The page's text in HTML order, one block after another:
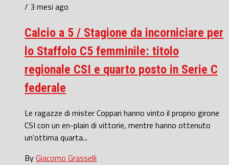
/ 3 mesi ago
Calcio a 5 / Stagione da incorniciare per
lo Staffolo C5 femminile: titolo
regionale CSI e quarto posto in Serie C
federale
Le ragazze di mister Coppari hanno vinto il proprio girone
CSI con un en-plain di vittorie, mentre hanno ottenuto
un’ottima quarta...
ByGiacomo Grasselli